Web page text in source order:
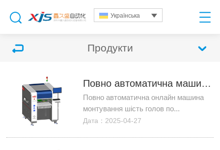
Українська
Продукти
Повно автоматична машина монтування поверхні DOB
Повно автоматична онлайн машина
монтування шість голов по...
Дата：2025-04-27